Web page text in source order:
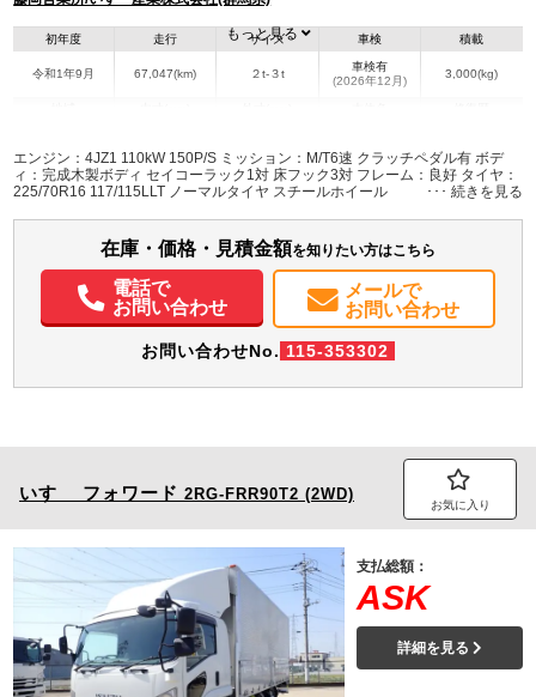
初年度
令和1年9月
走行
67,047(km)
サイズ
２t-３t
車検
車検有
(2026年12月)
積載
3,000(kg)
群馬県
W:2,070
H:380
H:2,250
無
パワステ パワーウィンドウ ABS エアバッグ
集中ドアロック
電動格納ミラー
PMマフラー
もっと見る
エンジン：4JZ1 110kW 150P/S ミッション：M/T6速 クラッチペダル有 ボデ
ィ：完成木製ボディ セイコーラック1対 床フック3対 フレーム：良好 タイヤ：
225/70R16 117/115LLT ノーマルタイヤ スチールホイール
在庫・価格・見積金額を知りたい方はこちら
電話で
お問い合わせ
メールで
お問い合わせ
お問い合わせNo. 115-353302
いすゞ フォワード 2RG-FRR90T2 (2WD)
お気に入り
支払総額：
ASK
詳細を見る